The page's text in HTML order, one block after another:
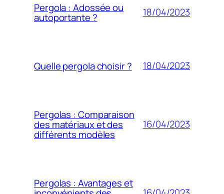
Pergola : Adossée ou
autoportante ? 18/04/2023
Quelle pergola choisir ? 18/04/2023
Pergolas : Comparaison
des matériaux et des
différents modèles
16/04/2023
Pergolas : Avantages et